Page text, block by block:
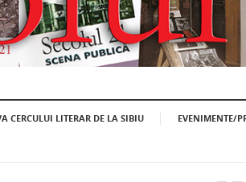
CERCULUI LITERAR DE LA SIBIU EVENIMENTE/